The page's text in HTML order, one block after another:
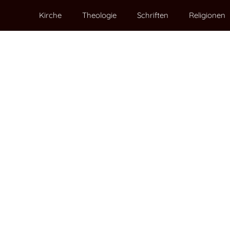
Kirche Theologie Schriften Religionen